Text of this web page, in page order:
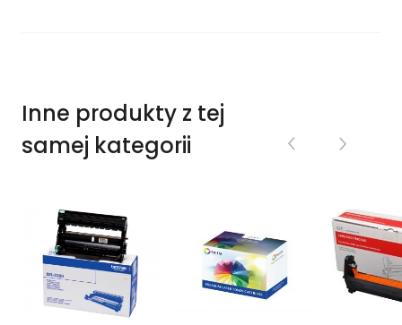
Inne produkty z tej
samej kategorii